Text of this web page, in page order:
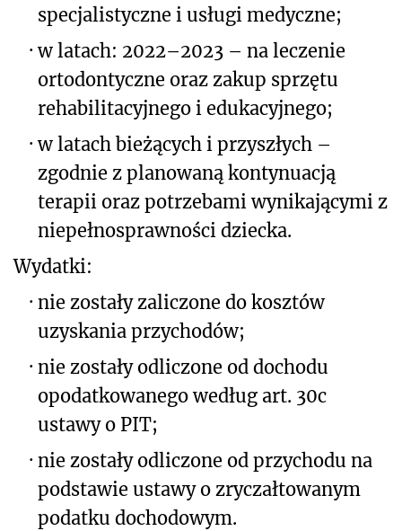
specjalistyczne i usługi medyczne;
· w latach: 2022–2023 – na leczenie
ortodontyczne oraz zakup sprzętu
rehabilitacyjnego i edukacyjnego;
· w latach bieżących i przyszłych –
zgodnie z planowaną kontynuacją
terapii oraz potrzebami wynikającymi z
niepełnosprawności dziecka.
Wydatki:
· nie zostały zaliczone do kosztów
uzyskania przychodów;
· nie zostały odliczone od dochodu
opodatkowanego według art. 30c
ustawy o PIT;
· nie zostały odliczone od przychodu na
podstawie ustawy o zryczałtowanym
podatku dochodowym.